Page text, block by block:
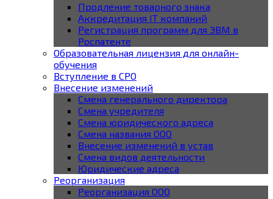
Продление товарного знака
Аккредитация IT компаний
Регистрация программ для ЭВМ в
Роспатенте
Образовательная лицензия для онлайн-
обучения
Вступление в СРО
Внесение изменений
Смена генерального директора
Смена учредителя
Смена юридического адреса
Смена названия ООО
Внесение изменений в устав
Смена видов деятельности
Юридические адреса
Реорганизация
Реорганизация ООО